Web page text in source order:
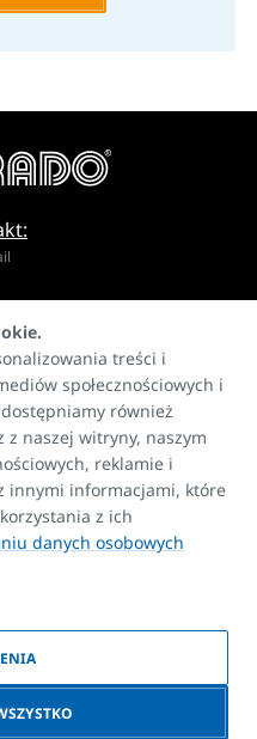
firmęBlueGhost
treści i
społecznościowych i
również
z naszej witryny, naszym
reklamie i
innymi informacjami, które
z ich
danych osobowych